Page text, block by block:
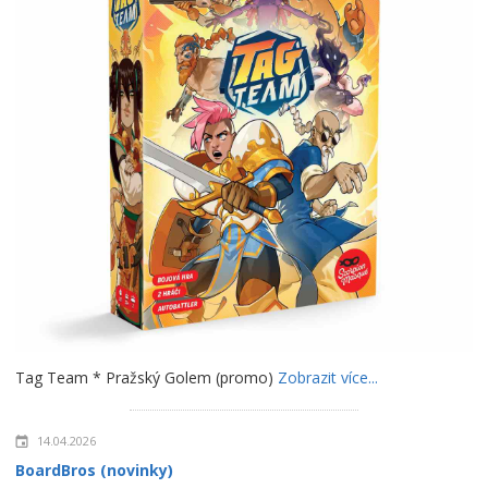
Tag Team * Pražský Golem (promo) Zobrazit více...
14.04.2026
BoardBros (novinky)